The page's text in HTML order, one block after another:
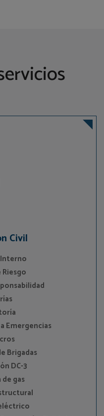
Civil
Riesgo
Emergencias
Brigadas
DC-3
gas